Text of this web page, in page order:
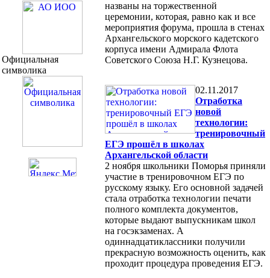
Официальная
символика
названы на торжественной
церемонии, которая, равно как и все
мероприятия форума, прошла в стенах
Архангельского морского кадетского
корпуса имени Адмирала Флота
Советского Союза Н.Г. Кузнецова.
02.11.2017
Отработка
новой
технологии:
тренировочный
ЕГЭ прошёл в школах
Архангельской области
2 ноября школьники Поморья приняли
участие в тренировочном ЕГЭ по
русскому языку. Его основной задачей
стала отработка технологии печати
полного комплекта документов,
которые выдают выпускникам школ
на госэкзаменах. А
одиннадцатиклассники получили
прекрасную возможность оценить, как
проходит процедура проведения ЕГЭ.